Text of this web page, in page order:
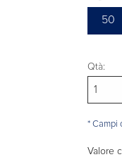
50
Qtà:
* Campi
Valore